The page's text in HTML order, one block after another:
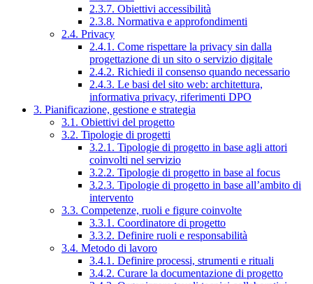
2.3.7. Obiettivi accessibilità
2.3.8. Normativa e approfondimenti
2.4. Privacy
2.4.1. Come rispettare la privacy sin dalla
progettazione di un sito o servizio digitale
2.4.2. Richiedi il consenso quando necessario
2.4.3. Le basi del sito web: architettura,
informativa privacy, riferimenti DPO
3. Pianificazione, gestione e strategia
3.1. Obiettivi del progetto
3.2. Tipologie di progetti
3.2.1. Tipologie di progetto in base agli attori
coinvolti nel servizio
3.2.2. Tipologie di progetto in base al focus
3.2.3. Tipologie di progetto in base all’ambito di
intervento
3.3. Competenze, ruoli e figure coinvolte
3.3.1. Coordinatore di progetto
3.3.2. Definire ruoli e responsabilità
3.4. Metodo di lavoro
3.4.1. Definire processi, strumenti e rituali
3.4.2. Curare la documentazione di progetto